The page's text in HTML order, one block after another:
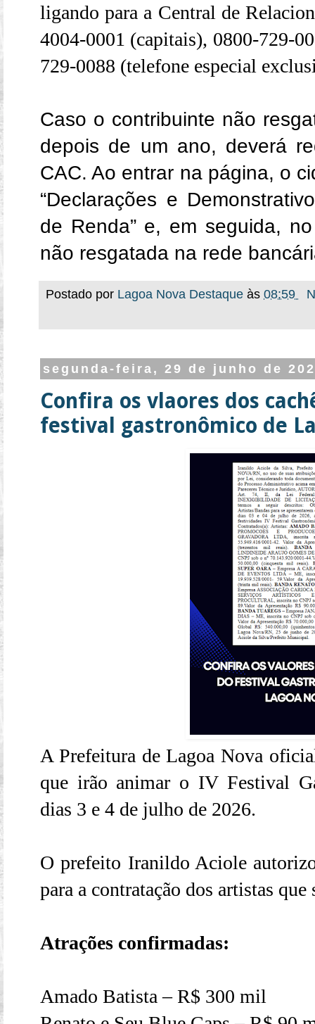
ligando para a Central de
4004-0001 (capitais), 0800-729-
729-0088 (telefone especial
Caso o contribuinte não
depois de um ano, deverá
CAC. Ao entrar na página, o
“Declarações e
de Renda” e, em seguida,
não resgatada na rede
Postado por Lagoa Nova Destaque às 08:59
segunda-feira, 29 de junho de
Confira os vlaores dos
festival gastronômico de
A Prefeitura de Lagoa Nova
que irão animar o IV Festival
dias 3 e 4 de julho de 2026.
O prefeito Iranildo Aciole
para a contratação dos artistas
Atrações confirmadas:
Amado Batista – R$ 300 mil